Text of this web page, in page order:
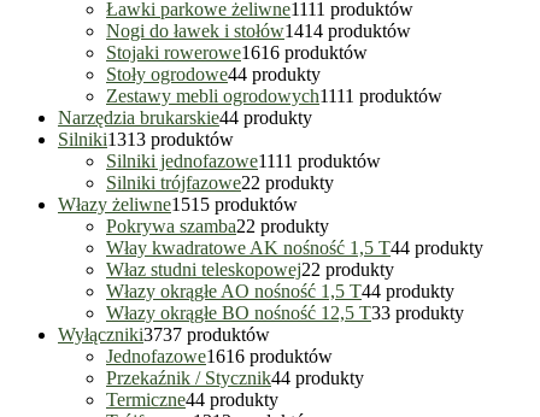
Ławki parkowe żeliwne1111 produktów
Nogi do ławek i stołów1414 produktów
Stojaki rowerowe1616 produktów
Stoły ogrodowe44 produkty
Zestawy mebli ogrodowych1111 produktów
Narzędzia brukarskie44 produkty
Silniki1313 produktów
Silniki jednofazowe1111 produktów
Silniki trójfazowe22 produkty
Włazy żeliwne1515 produktów
Pokrywa szamba22 produkty
Włay kwadratowe AK nośność 1,5 T44 produkty
Właz studni teleskopowej22 produkty
Włazy okrągłe AO nośność 1,5 T44 produkty
Włazy okrągłe BO nośność 12,5 T33 produkty
Wyłączniki3737 produktów
Jednofazowe1616 produktów
Przekaźnik / Stycznik44 produkty
Termiczne44 produkty